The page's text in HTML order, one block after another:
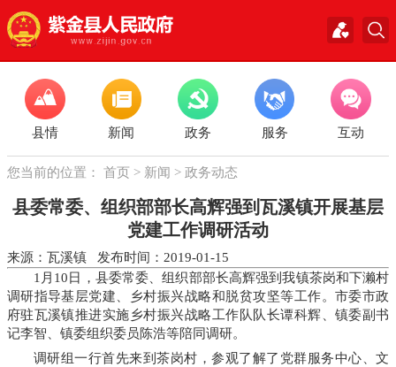
县情 新闻 政务 服务 互动
您当前的位置： 首页 > 新闻 > 政务动态
县委常委、组织部部长高辉强到瓦溪镇开展基层
党建工作调研活动
来源：瓦溪镇 发布时间：2019-01-15
1月10日，县委常委、组织部部长高辉强到我镇茶岗和下濑村
调研指导基层党建、乡村振兴战略和脱贫攻坚等工作。市委市政
府驻瓦溪镇推进实施乡村振兴战略工作队队长谭科辉、镇委副书
记李智、镇委组织委员陈浩等陪同调研。
调研组一行首先来到茶岗村，参观了解了党群服务中心、文